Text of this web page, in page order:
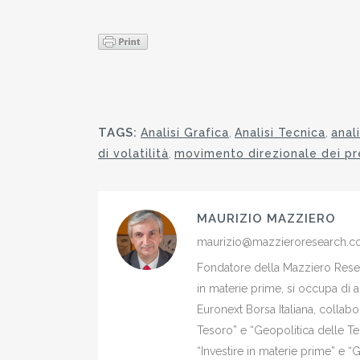
TAGS: Analisi Grafica Analisi Tecnica
di volatilità movimento direzionale dei
MAURIZIO MAZZIERO
Fondatore della Mazziero
in materie prime, si occupa di
Euronext Borsa Italiana,
Tesoro” e “Geopolitica delle
“Investire in materie prime” e